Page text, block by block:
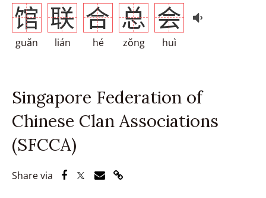
馆
guǎn
联
lián
合
hé
总
zǒng
会
huì
Singapore Federation of
Chinese Clan Associations
(SFCCA)
Share via Share via Facebook
Share via Twitter
Share via Email
Share via Link